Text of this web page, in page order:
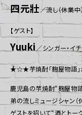
四元壯／流し（休業中
【ゲスト】
Yuuki／シンガー・イ
★☆★芋焼酎「麹屋物語
鹿児島の芋焼酎“麹屋物
弟の流しミュージシャン（
ゲストを招いて“酒とトー